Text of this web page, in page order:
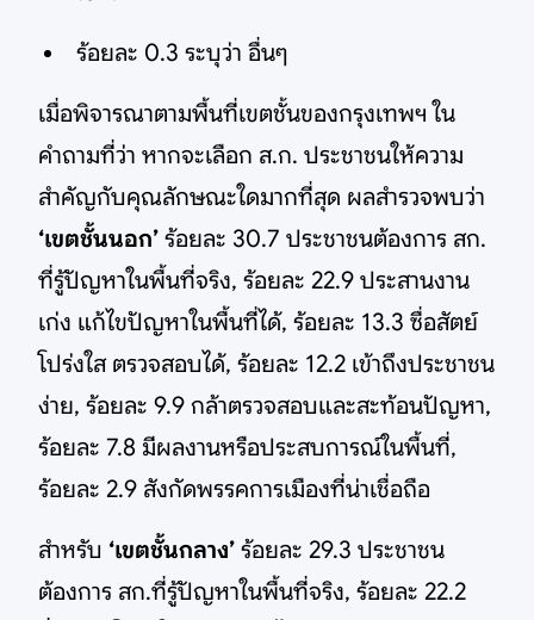
ร้อยละ 0.3 ระบุว่า อื่นๆ
เมื่อพิจารณาตามพื้นที่เขตชั้นของกรุงเทพฯ ใน
คำถามที่ว่า หากจะเลือก ส.ก. ประชาชนให้ความ
สำคัญกับคุณลักษณะใดมากที่สุด ผลสำรวจพบว่า
‘เขตชั้นนอก’ ร้อยละ 30.7 ประชาชนต้องการ สก.
ที่รู้ปัญหาในพื้นที่จริง, ร้อยละ 22.9 ประสานงาน
เก่ง แก้ไขปัญหาในพื้นที่ได้, ร้อยละ 13.3 ซื่อสัตย์
โปร่งใส ตรวจสอบได้, ร้อยละ 12.2 เข้าถึงประชาชน
ง่าย, ร้อยละ 9.9 กล้าตรวจสอบและสะท้อนปัญหา,
ร้อยละ 7.8 มีผลงานหรือประสบการณ์ในพื้นที่,
ร้อยละ 2.9 สังกัดพรรคการเมืองที่น่าเชื่อถือ
สำหรับ ‘เขตชั้นกลาง’ ร้อยละ 29.3 ประชาชน
ต้องการ สก.ที่รู้ปัญหาในพื้นที่จริง, ร้อยละ 22.2